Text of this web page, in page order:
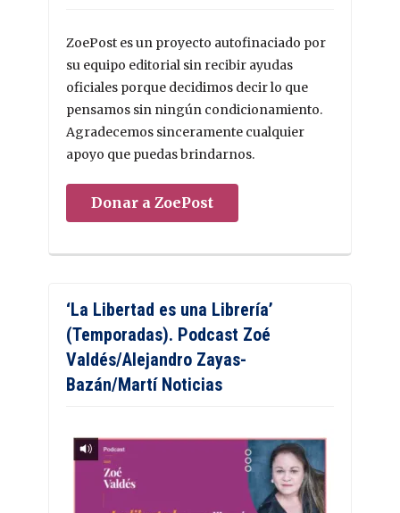
ZoePost es un proyecto autofinaciado por
su equipo editorial sin recibir ayudas
oficiales porque decidimos decir lo que
pensamos sin ningún condicionamiento.
Agradecemos sinceramente cualquier
apoyo que puedas brindarnos.
Donar a ZoePost
‘La Libertad es una Librería’
(Temporadas). Podcast Zoé
Valdés/Alejandro Zayas-
Bazán/Martí Noticias